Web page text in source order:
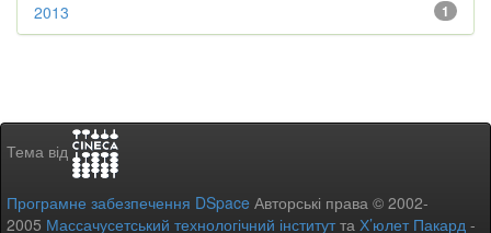
1
2013
Тема від
Програмне забезпечення DSpace Авторські права © 2002-
2005 Массачусетський технологічний інститутта Х’юлет Пакард -